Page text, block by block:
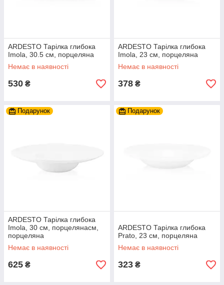
ARDESTO Тарілка глибока
Imola, 30.5 см, порцеляна
Немає в наявності
530 ₴
ARDESTO Тарілка глибока
Imola, 23 см, порцеляна
Немає в наявності
378 ₴
Подарунок
ARDESTO Тарілка глибока
Imola, 30 см, порцелянасм,
порцеляна
Немає в наявності
625 ₴
Подарунок
ARDESTO Тарілка глибока
Prato, 23 см, порцеляна
Немає в наявності
323 ₴